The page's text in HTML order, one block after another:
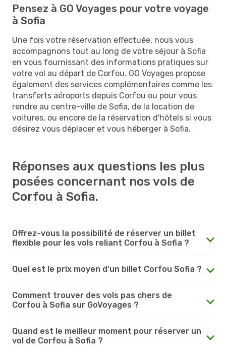
Pensez à GO Voyages pour votre voyage
à Sofia
Une fois votre réservation effectuée, nous vous
accompagnons tout au long de votre séjour à Sofia
en vous fournissant des informations pratiques sur
votre vol au départ de Corfou. GO Voyages propose
également des services complémentaires comme les
transferts aéroports depuis Corfou ou pour vous
rendre au centre-ville de Sofia, de la location de
voitures, ou encore de la réservation d'hôtels si vous
désirez vous déplacer et vous héberger à Sofia.
Réponses aux questions les plus
posées concernant nos vols de
Corfou à Sofia.
Offrez-vous la possibilité de réserver un billet
flexible pour les vols reliant Corfou à Sofia ?
Quel est le prix moyen d'un billet Corfou Sofia ?
Comment trouver des vols pas chers de
Corfou à Sofia sur GoVoyages ?
Quand est le meilleur moment pour réserver un
vol de Corfou à Sofia ?